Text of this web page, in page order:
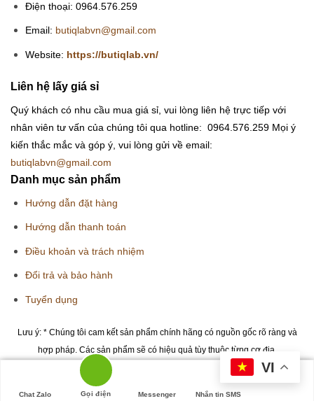
Điện thoại: 0964.576.259
Email: butiqlabvn@gmail.com
Website: https://butiqlab.vn/
Liên hệ lấy giá sỉ
Quý khách có nhu cầu mua giá sỉ, vui lòng liên hệ trực tiếp với
nhân viên tư vấn của chúng tôi qua hotline: 0964.576.259 Mọi ý
kiến thắc mắc và góp ý, vui lòng gửi về email:
butiqlabvn@gmail.com
Danh mục sản phẩm
Hướng dẫn đặt hàng
Hướng dẫn thanh toán
Điều khoản và trách nhiệm
Đổi trả và bảo hành
Tuyển dụng
Lưu ý: * Chúng tôi cam kết sản phẩm chính hãng có nguồn gốc rõ ràng và
hợp pháp. Các sản phẩm sẽ có hiệu quả tùy thuộc từng cơ địa.
Copyright 2026 © Butiqlab.vn
VI
Chat Zalo Gọi điện Messenger Nhắn tin SMS